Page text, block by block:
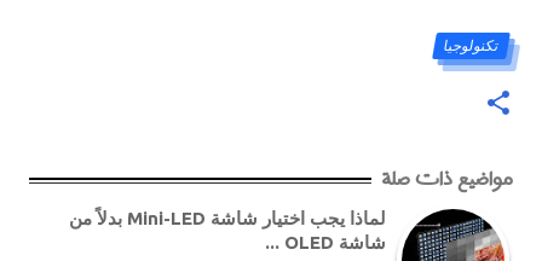
تكنولوجيا
مواضيع ذات صلة
لماذا يجب اختيار شاشة Mini-LED بدلاً من
شاشة OLED ...